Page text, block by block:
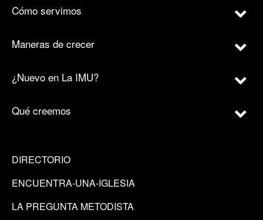
Cómo servimos
Maneras de crecer
¿Nuevo en La IMU?
Qué creemos
DIRECTORIO
ENCUENTRA-UNA-IGLESIA
LA PREGUNTA METODISTA